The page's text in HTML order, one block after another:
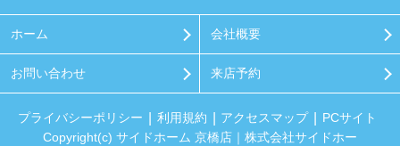
ホーム 会社概要
お問い合わせ 来店予約
プライバシーポリシー 利用規約 アクセスマップ
PCサイト
Copyright(c) サイドホーム 京橋店｜株式会社サイドホー